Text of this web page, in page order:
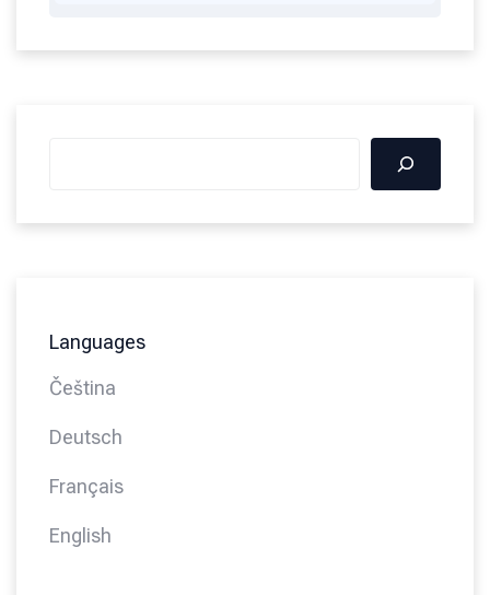
Languages
Čeština
Deutsch
Français
English